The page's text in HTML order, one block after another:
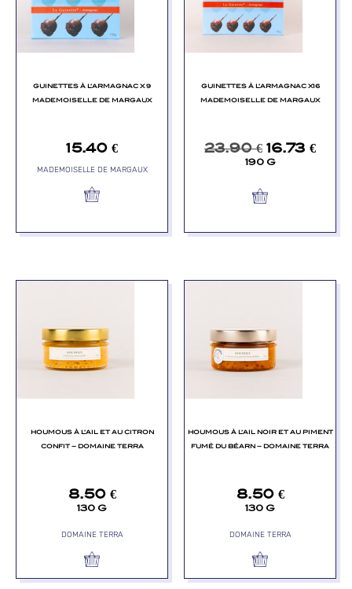
GUINETTES À L’ARMAGNAC X 9
MADEMOISELLE DE MARGAUX
15.40 €
MADEMOISELLE DE MARGAUX
GUINETTES À L’ARMAGNAC X16
MADEMOISELLE DE MARGAUX
23.90€ 16.73 €
190 G
HOUMOUS À L’AIL ET AU CITRON
CONFIT – DOMAINE TERRA
8.50 €
130 G
DOMAINE TERRA
HOUMOUS À L’AIL NOIR ET AU PIMENT
FUMÉ DU BÉARN – DOMAINE TERRA
8.50 €
130 G
DOMAINE TERRA